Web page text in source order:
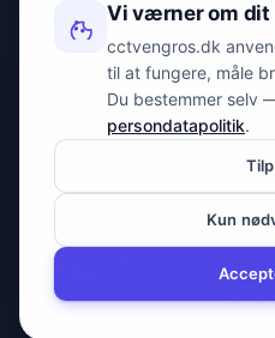
KONTAKT
info@spyman.dk
Peter Bangs Vej 153, 2000
© 2026 cctvengros.dk — En del af
CVR:
Vi værner om
cctvengros.dk
til at fungere, måle
Du bestemmer selv
persondatapolitik.
Kun